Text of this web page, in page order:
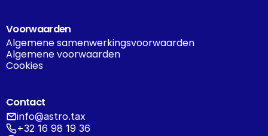
Voorwaarden
Algemene samenwerkingsvoorwaarden
Algemene voorwaarden
Cookies
Contact
info@astro.tax
+32 16 98 19 36